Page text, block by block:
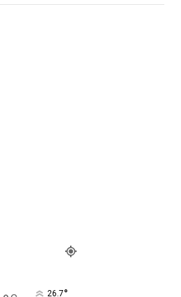
26.7°